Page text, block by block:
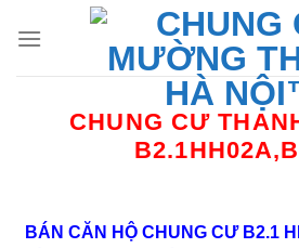
qua
CHUNG CƯ
BÁN CĂN HỘ CHUNG CƯ B2.1